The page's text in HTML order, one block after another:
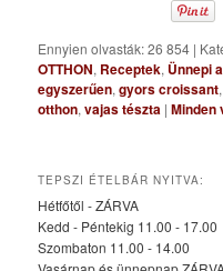
Ennyien olvasták: 26 854 |
OTTHON, Receptek, Ünnepi
egyszerűen,gyors croissant
otthon,vajas tészta |Minden
TEPSZI ÉTELBÁR NYITVA:
Hétfőtől - ZÁRVA
Kedd - Péntekig 11.00 - 17.00
Szombaton 11.00 - 14.00